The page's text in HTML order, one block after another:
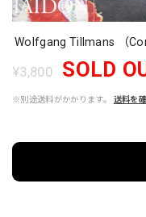
Wolfgang Tillmans （
¥3,800 SOLD
※別途送料がかかります。 送料を